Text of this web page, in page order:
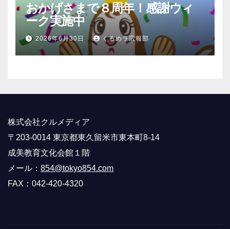
おかげさまで８周年！感謝ウィ
ーク実施中
2026年6月30日 くるめラ広報部
株式会社クルメディア
〒203-0014 東京都東久留米市東本町8-14
成美教育文化会館１階
メール： 854@tokyo854.com
FAX：042-420-4320